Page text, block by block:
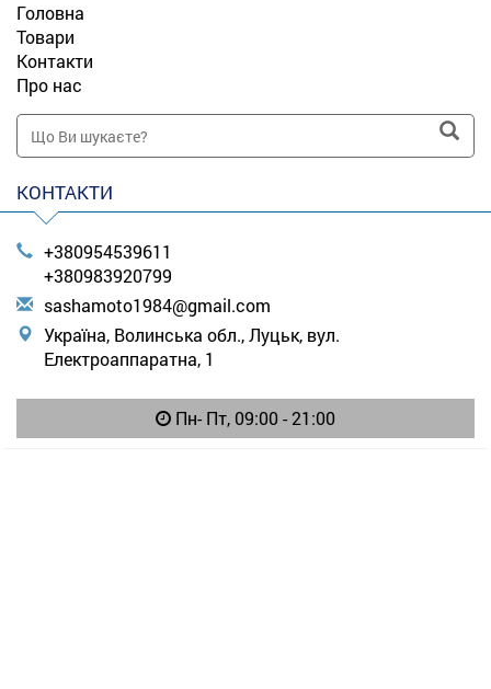
Головна
Товари
Контакти
Про нас
КОНТАКТИ
+380954539611
+380983920799
sashamoto1984@gmail.com
Україна, Волинська обл., Луцьк, вул.
Електроаппаратна, 1
Пн- Пт, 09:00 - 21:00